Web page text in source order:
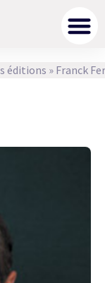
éditions » Franck